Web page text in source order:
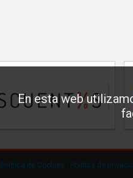
En esta web
Política de Cookies Política de